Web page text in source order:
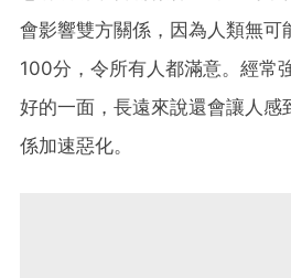
會影響雙方關係，因為人類無可
100分，令所有人都滿意。經常
好的一面，長遠來說還會讓人感
係加速惡化。